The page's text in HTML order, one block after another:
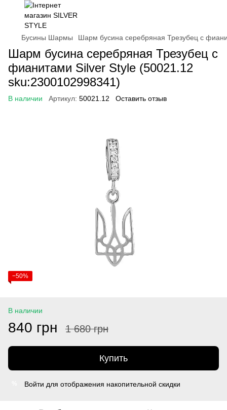
Бусины Шармы Шарм бусина серебряная Трезубец с
Шарм бусина серебряная Трезубец с
фианитами Silver Style (50021.12
sku:2300102998341)
В наличии Артикул: 50021.12 Оставить отзыв
−50%
В наличии
840 грн 1 680 грн
Купить
Войти для отображения накопительной скидки